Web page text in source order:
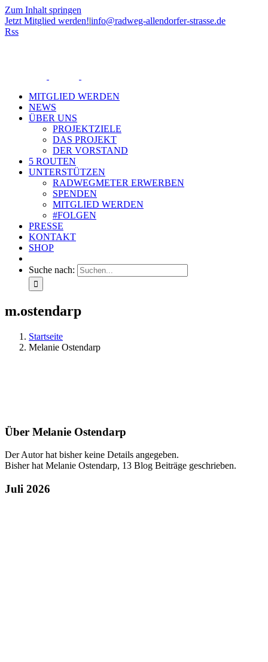
Zum Inhalt springen
Jetzt Mitglied werden!|info@radweg-allendorfer-strasse.de
Rss
MITGLIED WERDEN
NEWS
ÜBER UNS
PROJEKTZIELE
DAS PROJEKT
DER VORSTAND
5 ROUTEN
UNTERSTÜTZEN
RADWEGMETER ERWERBEN
SPENDEN
MITGLIED WERDEN
#FOLGEN
PRESSE
KONTAKT
SHOP
Suche nach:
m.ostendarp
Startseite
Melanie Ostendarp
Über Melanie Ostendarp
Der Autor hat bisher keine Details angegeben.
Bisher hat Melanie Ostendarp, 13 Blog Beiträge geschrieben.
Juli 2026